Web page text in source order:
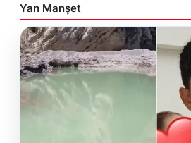
Yan Manşet